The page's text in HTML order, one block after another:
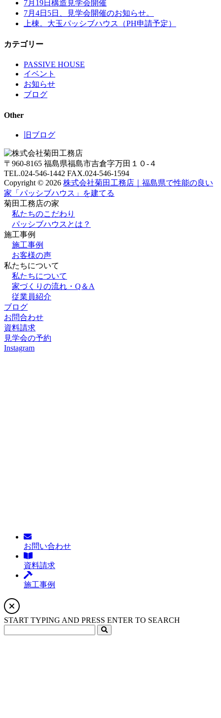
7月19日構造見学会開催
7月4日5日、見学会開催のお知らせ。
上棟。大玉パッシブハウス（PH申請予定）
カテゴリー
PASSIVE HOUSE
イベント
お知らせ
ブログ
Other
旧ブログ
〒960-8165 福島県福島市吉倉字万田１０-４
TEL.024-546-1442 FAX.024-546-1594
Copyright © 2026 株式会社菊田工務店｜福島県で性能の良い
家「パッシブハウス」を建てる
菊田工務店の家
私たちのこだわり
パッシブハウスとは？
施⼯事例
施⼯事例
お客様の声
私たちについて
私たちについて
家づくりの流れ・Q＆A
従業員紹介
ブログ
お問合わせ
資料請求
見学会の予約
Instagram
お問い合わせ
資料請求
施工事例
START TYPING AND PRESS ENTER TO SEARCH